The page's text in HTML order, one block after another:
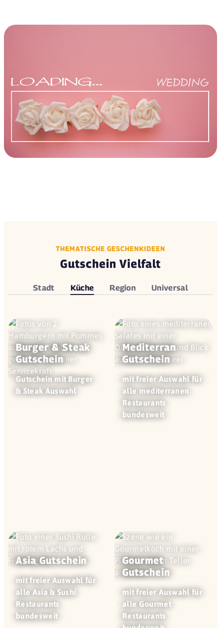
THEMATISCHE GESCHENKIDEEN
Gutschein Vielfalt
Stadt Küche Region Universal
Burger & Steak
Gutschein
Gutschein mit Burger
& Steak Auswahl
Mediterran
Gutschein
mit freier Auswahl für
alle mediterranen
Restaurants
bundesweit
Asia Gutschein
mit freier Auswahl für
alle Asia & Sushi
Restaurants
bundesweit
Gourmet
Gutschein
mit freier Auswahl für
alle Gourmet
Restaurants